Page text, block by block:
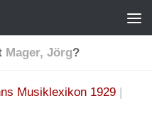
Mager, Jörg?
Musiklexikon 1929 |